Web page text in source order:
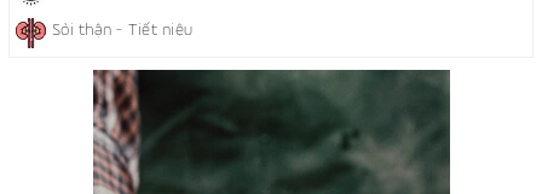
Sỏi thận - Tiết niệu